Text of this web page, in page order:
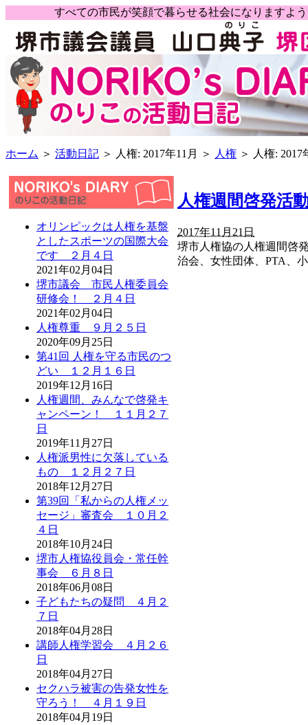
すべての市民が笑顔で暮らせる社会になります
ホーム ＞ 活動日記 ＞ 人権: 2017年11月 ＞ 人権 ＞ 人権: 2017
オリンピックは人権を基盤
としたスポーツの国際大会
です ２月４日
2021年02月04日
堺市議会 市民人権委員会
研修会！ ２月４日
2021年02月04日
人権尊重 ９月２５日
2020年09月25日
第41回 人権を守る市民のつ
どい １２月１６日
2019年12月16日
人権週間、みんなで啓発キ
ャンペーン！ １１月２７
日
2019年11月27日
人権派男性に欠落している
もの １２月２７日
2018年12月27日
第39回「私からの人権メッ
セージ」審査会 １０月２
４日
2018年10月24日
堺市人権協役員会・常任幹
事会 ６月８日
2018年06月08日
子どもたちの疑問 ４月２
７日
2018年04月28日
講師人権学習会 ４月２６
日
2018年04月27日
セクハラ被害の告発女性を
守ろう！ ４月１９日
2018年04月19日
人権週間啓発活
2017年11月21日
堺市人権協の人権週間
治会、女性団体、PTA、